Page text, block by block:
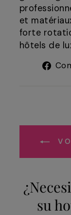
et
forte
hôtels de
su